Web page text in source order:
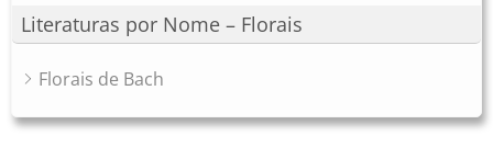
Literaturas por Nome – Florais
Florais de Bach